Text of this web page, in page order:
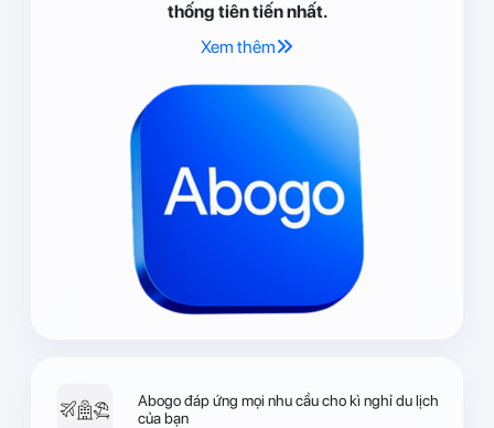
thống tiên tiến nhất.
Xem thêm
Abogo đáp ứng mọi nhu cầu cho kì nghỉ du lịch
của bạn